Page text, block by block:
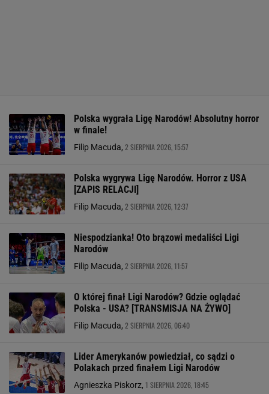
Polska wygrała Ligę Narodów! Absolutny horror
w finale!
Filip Macuda, 2 SIERPNIA 2026, 15:57
Polska wygrywa Ligę Narodów. Horror z USA
[ZAPIS RELACJI]
Filip Macuda, 2 SIERPNIA 2026, 12:37
Niespodzianka! Oto brązowi medaliści Ligi
Narodów
Filip Macuda, 2 SIERPNIA 2026, 11:57
O której finał Ligi Narodów? Gdzie oglądać
Polska - USA? [TRANSMISJA NA ŻYWO]
Filip Macuda, 2 SIERPNIA 2026, 06:40
Lider Amerykanów powiedział, co sądzi o
Polakach przed finałem Ligi Narodów
Agnieszka Piskorz, 1 SIERPNIA 2026, 18:45